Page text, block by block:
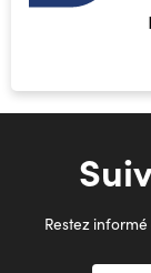
Restez